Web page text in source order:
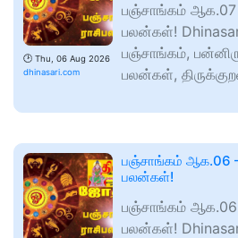
🕑 Thu, 06 Aug 2026
dhinasari.com
பஞ்சாங்கம் ஆக.07
பலன்கள்!
பஞ்சாங்கம்,
பலன்கள்,
பஞ்சாங்கம் ஆக.06
பலன்கள்!
பஞ்சாங்கம் ஆக.06
பலன்கள்!